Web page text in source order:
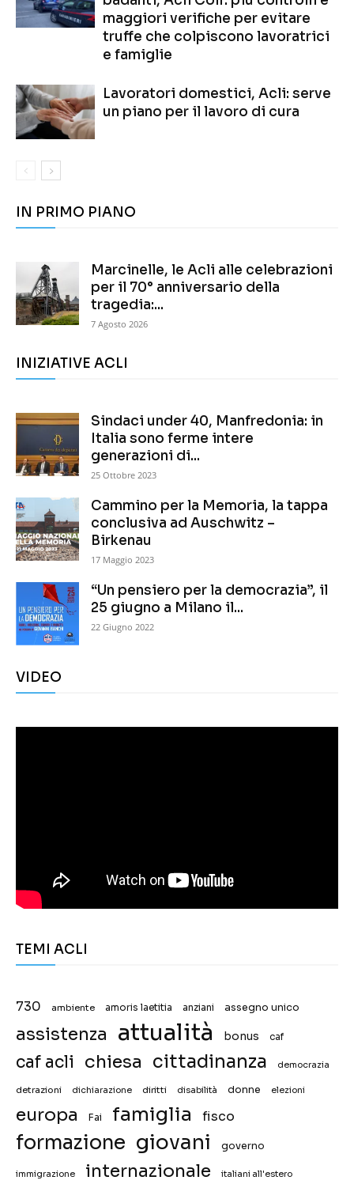
maggiori verifiche per evitare
truffe che colpiscono lavoratrici
e famiglie
Lavoratori domestici, Acli: serve
un piano per il lavoro di cura
IN PRIMO PIANO
Marcinelle, le Acli alle celebrazioni
per il 70° anniversario della
tragedia:...
7 Agosto 2026
INIZIATIVE ACLI
Sindaci under 40, Manfredonia: in
Italia sono ferme intere
generazioni di...
25 Ottobre 2023
Cammino per la Memoria, la tappa
conclusiva ad Auschwitz –
Birkenau
17 Maggio 2023
“Un pensiero per la democrazia”, il
25 giugno a Milano il...
22 Giugno 2022
VIDEO
TEMI ACLI
730 ambiente amoris laetitia anziani assegno unico
assistenza attualità bonus caf
caf acli chiesa cittadinanza democrazia
detrazioni dichiarazione diritti disabilità donne elezioni
europa Fai famiglia fisco
formazione giovani governo
immigrazione internazionale italiani all'estero